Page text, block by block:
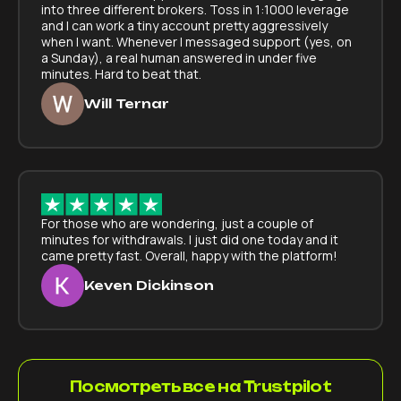
into three different brokers. Toss in 1:1000 leverage
and I can work a tiny account pretty aggressively
when I want. Whenever I messaged support (yes, on
a Sunday), a real human answered in under five
minutes. Hard to beat that.
Will Ternar
For those who are wondering, just a couple of
minutes for withdrawals. I just did one today and it
came pretty fast. Overall, happy with the platform!
Keven Dickinson
Посмотреть все на Trustpilot